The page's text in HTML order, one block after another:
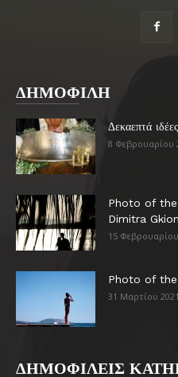
ΔΗΜΟΦΙΛΗ
Δεκαεπτά
8 Φεβρουαρίου
Photo of
Dimitra
15
Photo of
31 Μαρτίου 2021
ΔΗΜΟΦΙΛΕΙΣ